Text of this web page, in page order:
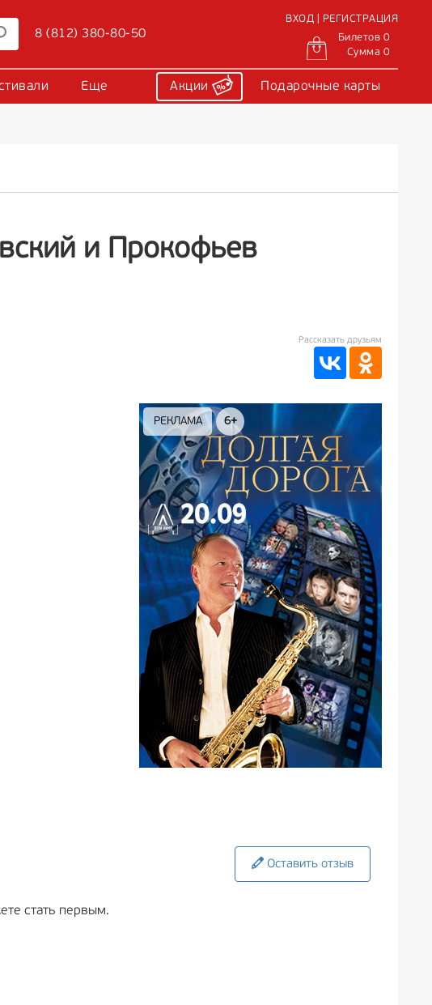
8 (812) 380-80-50
ВХОД | РЕГИСТРАЦИЯ
Билетов 0
Сумма 0
Еще Акции Подарочные карты
и Прокофьев
Рассказать друзьям
РЕКЛАМА 12+
Оставить отзыв
стать первым.